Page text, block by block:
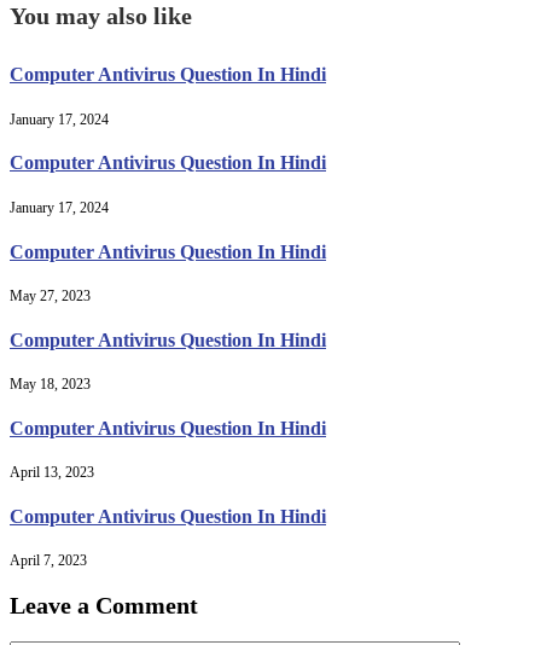
You may also like
Computer Antivirus Question In Hindi
January 17, 2024
Computer Antivirus Question In Hindi
January 17, 2024
Computer Antivirus Question In Hindi
May 27, 2023
Computer Antivirus Question In Hindi
May 18, 2023
Computer Antivirus Question In Hindi
April 13, 2023
Computer Antivirus Question In Hindi
April 7, 2023
Leave a Comment